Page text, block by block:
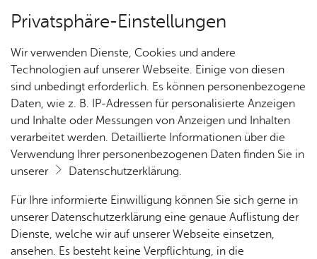
Kartenansicht
Privatsphäre-Einstellungen
Wir verwenden Dienste, Cookies und andere
Technologien auf unserer Webseite. Einige von diesen
sind unbedingt erforderlich. Es können personenbezogene
Daten, wie z. B. IP-Adressen für personalisierte Anzeigen
und Inhalte oder Messungen von Anzeigen und Inhalten
verarbeitet werden. Detaillierte Informationen über die
Verwendung Ihrer personenbezogenen Daten finden Sie in
unserer
Datenschutzerklärung.
Für Ihre informierte Einwilligung können Sie sich gerne in
unserer Datenschutzerklärung eine genaue Auflistung der
Dienste, welche wir auf unserer Webseite einsetzen,
ansehen. Es besteht keine Verpflichtung, in die